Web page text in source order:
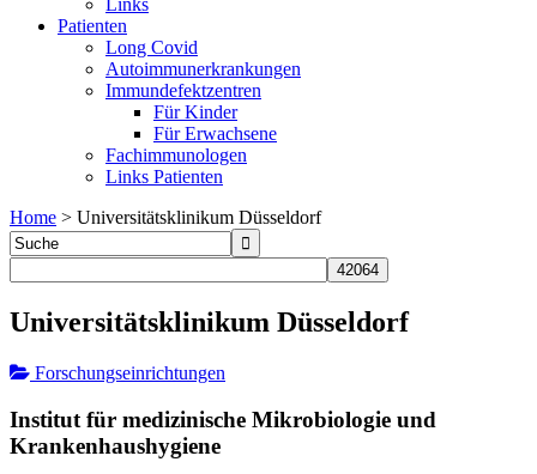
Links
Patienten
Long Covid
Autoimmunerkrankungen
Immundefektzentren
Für Kinder
Für Erwachsene
Fachimmunologen
Links Patienten
Home > Universitätsklinikum Düsseldorf
Universitätsklinikum Düsseldorf
Forschungseinrichtungen
Institut für medizinische Mikrobiologie und
Krankenhaushygiene